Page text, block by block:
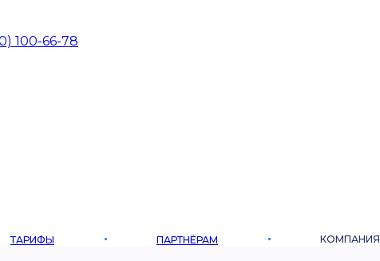
100-66-78
ТАРИФЫ ПАРТНЁРАМ КОМПАНИЯ